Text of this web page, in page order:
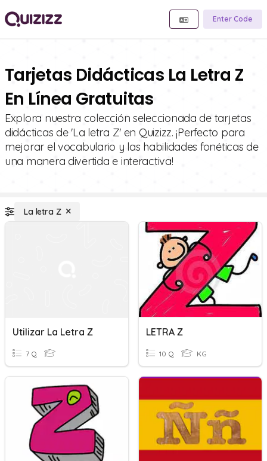
Enter Code
Tarjetas Didácticas La Letra Z
En Línea Gratuitas
Explora nuestra colección seleccionada de tarjetas
didácticas de 'La letra Z' en Quizizz. ¡Perfecto para
mejorar el vocabulario y las habilidades fonéticas de
una manera divertida e interactiva!
La letra Z
Utilizar La Letra Z
7 Q
LETRA Z
10 Q KG